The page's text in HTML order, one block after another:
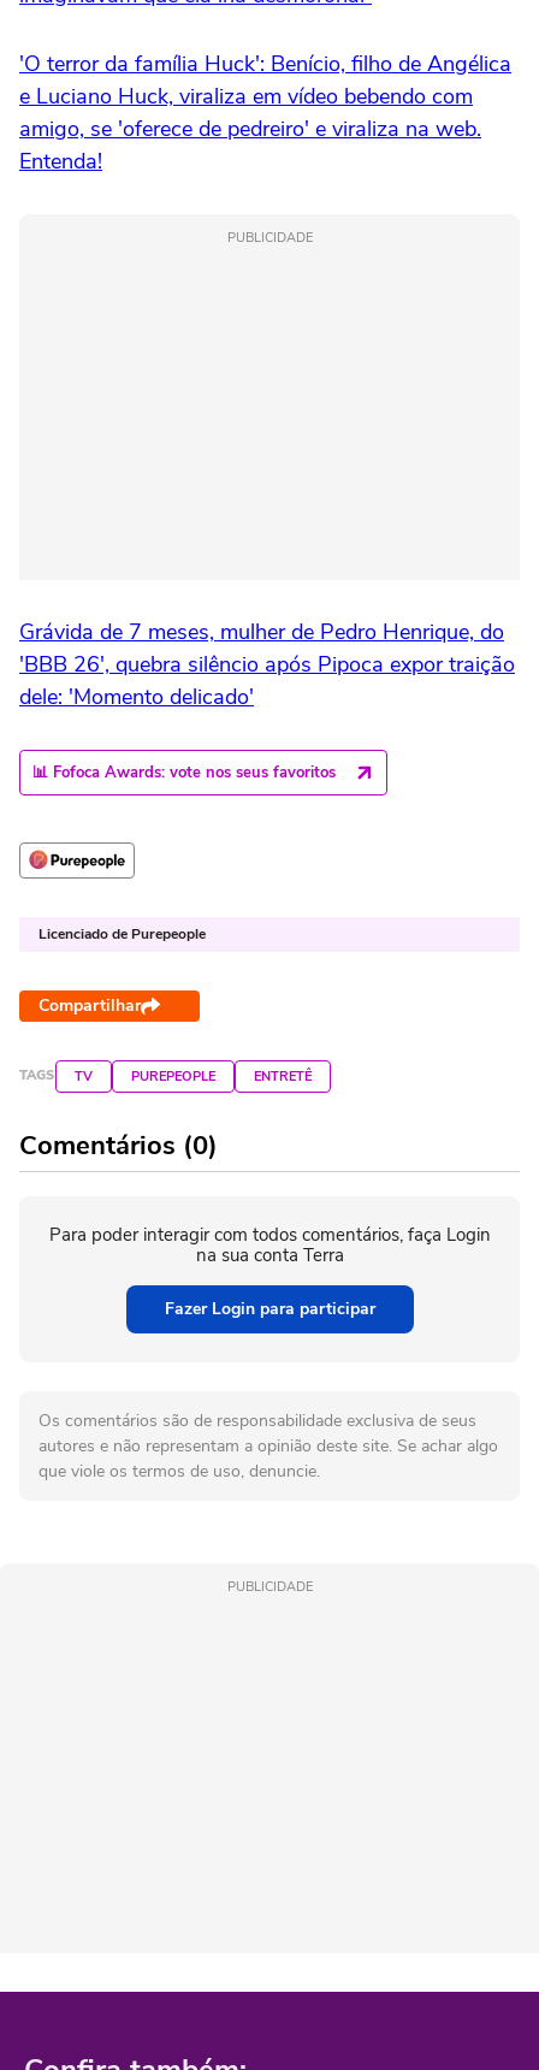
'O terror da família Huck': Benício, filho de Angélica
e Luciano Huck, viraliza em vídeo bebendo com
amigo, se 'oferece de pedreiro' e viraliza na web.
Entenda!
PUBLICIDADE
Grávida de 7 meses, mulher de Pedro Henrique, do
'BBB 26', quebra silêncio após Pipoca expor traição
dele: 'Momento delicado'
📊 Fofoca Awards: vote nos seus favoritos
Licenciado de Purepeople
Compartilhar
TAGS TV PUREPEOPLE ENTRETÊ
Comentários (0)
Para poder interagir com todos comentários, faça Login
na sua conta Terra
Fazer Login para participar
Os comentários são de responsabilidade exclusiva de seus
autores e não representam a opinião deste site. Se achar algo
que viole os termos de uso, denuncie.
PUBLICIDADE